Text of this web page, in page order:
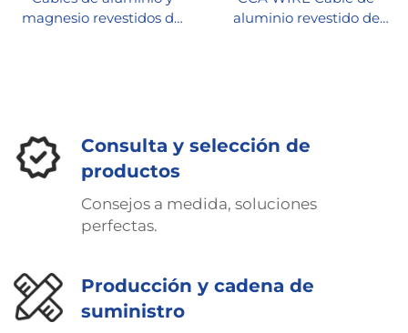
magnesio revestidos de
aluminio revestido de
Consulta y selección de
productos
Consejos a medida, soluciones
perfectas.
Producción y cadena de
suministro